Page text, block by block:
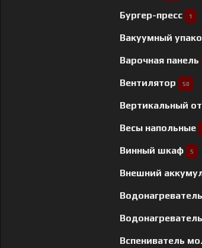
Бургер-пресс 1
Вакуумный
Варочная панель
Вентилятор 50
Вертикальный
Весы напольные
Винный шкаф 5
Внешний
Вспениватель